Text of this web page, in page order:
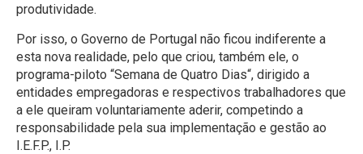
produtividade.
Por isso, o Governo de Portugal não ficou indiferente a
esta nova realidade, pelo que criou, também ele, o
programa-piloto “Semana de Quatro Dias“, dirigido a
entidades empregadoras e respectivos trabalhadores que
a ele queiram voluntariamente aderir, competindo a
responsabilidade pela sua implementação e gestão ao
I.E.F.P., I.P.